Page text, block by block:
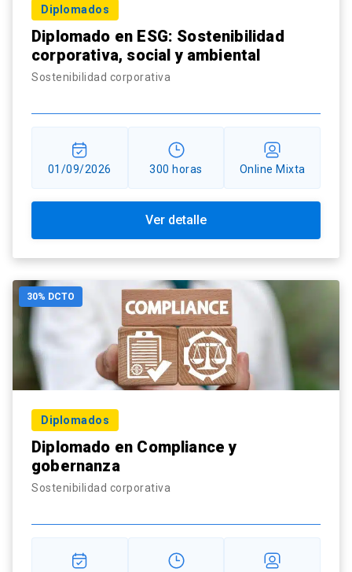
Diplomados
Diplomado en ESG: Sostenibilidad
corporativa, social y ambiental
Sostenibilidad corporativa
01/09/2026 300 horas Online Mixta
Ver detalle
30% DCTO
Diplomados
Diplomado en Compliance y
gobernanza
Sostenibilidad corporativa